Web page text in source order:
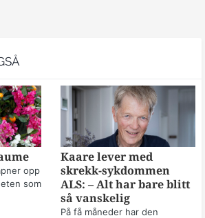
opp
som
Kaare lever med
skrekk-sykdommen
ALS: – Alt har bare blitt
så vanskelig
På få måneder har den